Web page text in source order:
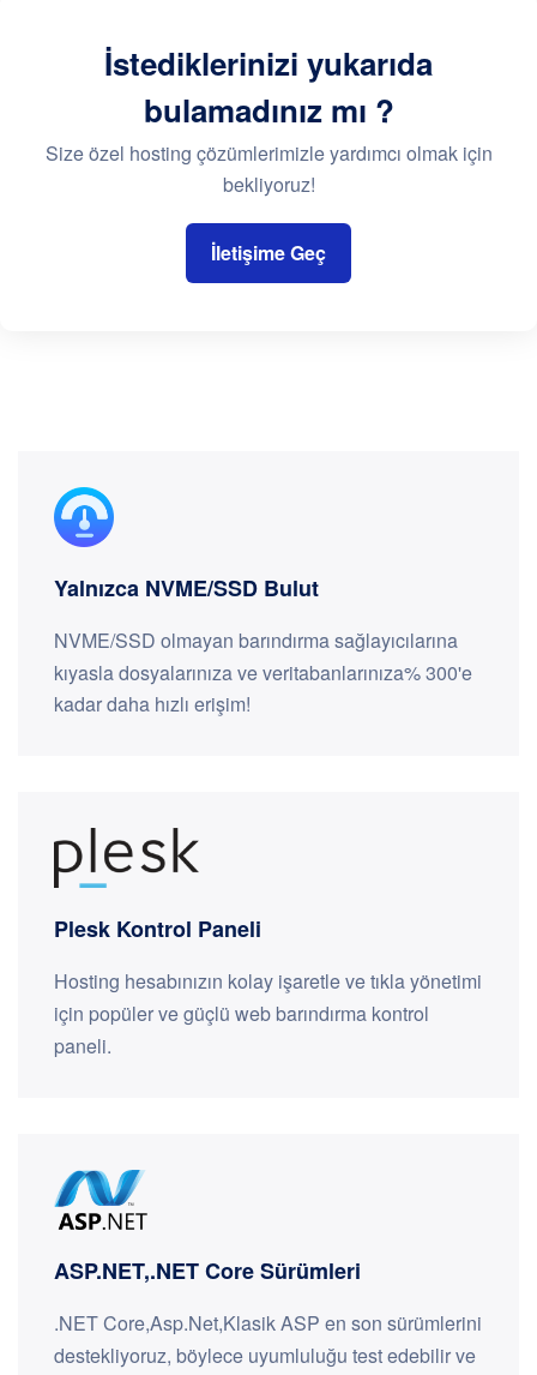
İstediklerinizi yukarıda
bulamadınız mı ?
Size özel hosting çözümlerimizle yardımcı olmak için
bekliyoruz!
İletişime Geç
Yalnızca NVME/SSD Bulut
NVME/SSD olmayan barındırma sağlayıcılarına
kıyasla dosyalarınıza ve veritabanlarınıza% 300'e
kadar daha hızlı erişim!
Plesk Kontrol Paneli
Hosting hesabınızın kolay işaretle ve tıkla yönetimi
için popüler ve güçlü web barındırma kontrol
paneli.
ASP.NET,.NET Core Sürümleri
.NET Core,Asp.Net,Klasik ASP en son sürümlerini
destekliyoruz, böylece uyumluluğu test edebilir ve